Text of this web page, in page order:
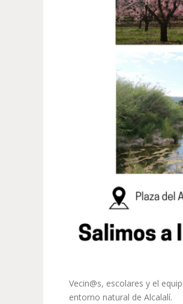
Vecin@s, escolares y el
entorno natural de Alcalalí.